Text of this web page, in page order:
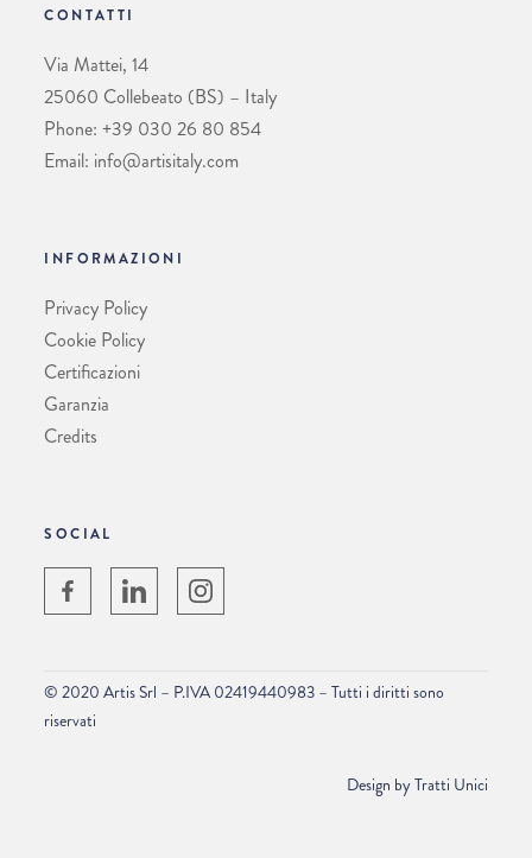
CONTATTI
Via Mattei, 14
25060 Collebeato (BS) – Italy
Phone: +39 030 26 80 854
Email: info@artisitaly.com
INFORMAZIONI
Privacy Policy
Cookie Policy
Certificazioni
Garanzia
Credits
SOCIAL
© 2020 Artis Srl – P.IVA 02419440983 – Tutti i diritti sono
riservati
Design byTratti Unici